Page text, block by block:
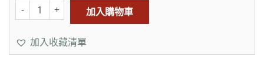
加入購物車
加入收藏清單